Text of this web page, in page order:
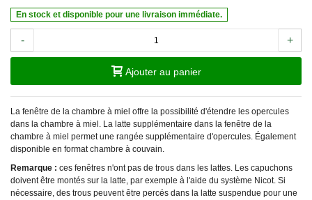
En stock et disponible pour une livraison immédiate.
- +
Ajouter au panier
La fenêtre de la chambre à miel offre la possibilité d'étendre les opercules
dans la chambre à miel. La latte supplémentaire dans la fenêtre de la
chambre à miel permet une rangée supplémentaire d'opercules. Également
disponible en format chambre à couvain.
Remarque : ces fenêtres n'ont pas de trous dans les lattes. Les capuchons
doivent être montés sur la latte, par exemple à l'aide du système Nicot. Si
nécessaire, des trous peuvent être percés dans la latte suspendue pour une